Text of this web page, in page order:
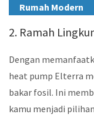
Rumah Modern
2. Ramah
Dengan
heat pump Elterra
bakar fosil. Ini
kamu menjadi